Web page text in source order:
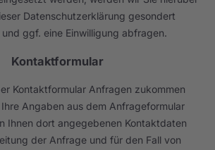
Datenschutzerklärung gesondert
ggf. eine Einwilligung abfragen.
Kontaktformular
Kontaktformular Anfragen zukommen
Angaben aus dem Anfrageformular
Ihnen dort angegebenen Kontaktdaten
der Anfrage und für den Fall von